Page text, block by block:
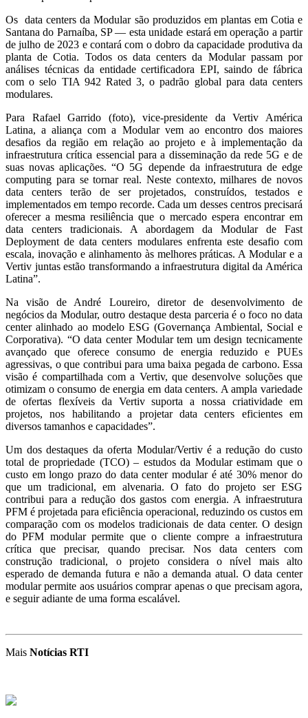
Os data centers da Modular são produzidos em plantas em Cotia e
Santana do Parnaíba, SP— esta unidade estará em operação a partir
de julho de 2023 e contará com o dobro da capacidade produtiva da
planta de Cotia. Todos os data centers da Modular passam por
análises técnicas da entidade certificadora EPI, saindo de fábrica
com o selo TIA 942 Rated 3, o padrão global para data centers
modulares.
Para Rafael Garrido (foto), vice-presidente da Vertiv América
Latina, a aliança com a Modular vem ao encontro dos maiores
desafios da região em relação ao projeto e à implementação da
infraestrutura crítica essencial para a disseminação da rede 5G e de
suas novas aplicações. “O 5G depende da infraestrutura de edge
computing para se tornar real. Neste contexto, milhares de novos
data centers terão de ser projetados, construídos, testados e
implementados em tempo recorde. Cada um desses centros precisará
oferecer a mesma resiliência que o mercado espera encontrar em
data centers tradicionais. A abordagem da Modular de Fast
Deployment de data centers modulares enfrenta este desafio com
escala, inovação e alinhamento às melhores práticas. A Modular e a
Vertiv juntas estão transformando a infraestrutura digital da América
Latina”.
Na visão de André Loureiro, diretor de desenvolvimento de
negócios da Modular, outro destaque desta parceria é o foco no data
center alinhado ao modelo ESG (Governança Ambiental, Social e
Corporativa). “O data center Modular tem um design tecnicamente
avançado que oferece consumo de energia reduzido e PUEs
agressivas, o que contribui para uma baixa pegada de carbono. Essa
visão é compartilhada com a Vertiv, que desenvolve soluções que
otimizam o consumo de energia em data centers. A ampla variedade
de ofertas flexíveis da Vertiv suporta a nossa criatividade em
projetos, nos habilitando a projetar data centers eficientes em
diversos tamanhos e capacidades”.
Um dos destaques da oferta Modular/Vertiv é a redução do custo
total de propriedade (TCO) – estudos da Modular estimam que o
custo em longo prazo do data center modular é até 30% menor do
que um tradicional, em alvenaria. O fato do projeto ser ESG
contribui para a redução dos gastos com energia. A infraestrutura
PFM é projetada para eficiência operacional, reduzindo os custos em
comparação com os modelos tradicionais de data center. O design
do PFM modular permite que o cliente compre a infraestrutura
crítica que precisar, quando precisar. Nos data centers com
construção tradicional, o projeto considera o nível mais alto
esperado de demanda futura e não a demanda atual. O data center
modular permite aos usuários comprar apenas o que precisam agora,
e seguir adiante de uma forma escalável.
Mais Notícias RTI